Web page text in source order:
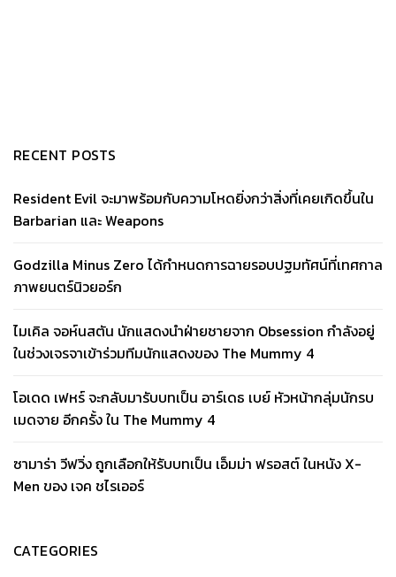
RECENT POSTS
Resident Evil จะมาพร้อมกับความโหดยิ่งกว่าสิ่งที่เคยเกิดขึ้นใน
Barbarian และ Weapons
Godzilla Minus Zero ได้กำหนดการฉายรอบปฐมทัศน์ที่เทศกาล
ภาพยนตร์นิวยอร์ก
ไมเคิล จอห์นสตัน นักแสดงนำฝ่ายชายจาก Obsession กำลังอยู่
ในช่วงเจรจาเข้าร่วมทีมนักแสดงของ The Mummy 4
โอเดด เฟหร์ จะกลับมารับบทเป็น อาร์เดธ เบย์ หัวหน้ากลุ่มนักรบ
เมดจาย อีกครั้ง ใน The Mummy 4
ซามาร่า วีฟวิ่ง ถูกเลือกให้รับบทเป็น เอ็มม่า ฟรอสต์ ในหนัง X-
Men ของ เจค ชไรเออร์
CATEGORIES